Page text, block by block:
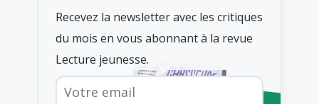
Recevez la newsletter avec les critiques
du mois en vous abonnant à la revue
Lecture jeunesse.